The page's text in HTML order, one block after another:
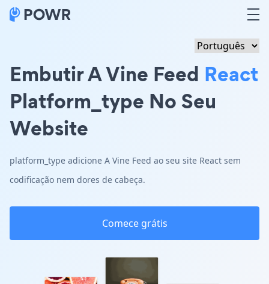
Embutir A Vine Feed React
Platform_type No Seu
Website
platform_type adicione A Vine Feed ao seu site React sem
codificação nem dores de cabeça.
Comece grátis